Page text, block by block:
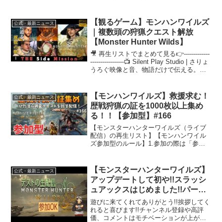
ンタジーXIV』から『オメガ・プラネテ
ス』...
公式・最新ニュース
【観るゲーム】モンハンワイルズ
｜複数頭の狩猟クエスト解放
【Monster Hunter Wilds】
🎥 再生リストでまとめて見る👉-------------
-----------------📺 Silent Play Studio | さりょ
うろぐ映像と音、物語だけで伝える。実
公式・最新ニュース
【モンハンワイルズ】救援求む！
歴戦狩猟の証を1000枚以上集め
る！！【参加型】#166
【モンスターハンターワイルズ（ライブ
配信）の再生リスト】【モンハンワイル
ズ参加型のルール】1.参加の際は「参加
ください。取り消しの際もお手数です
が、「参加希望取り消し」...
公式・最新ニュース
【モンスターハンターワイルズ】
アップデートして初や!!スラッシ
ュアックスはじめました!!パート
6！!!#45
遊びに来てくれてありがとう!!挨拶してく
れると喜びます!!チャンネル登録や高評
価、コメントはモチベーションが上がる